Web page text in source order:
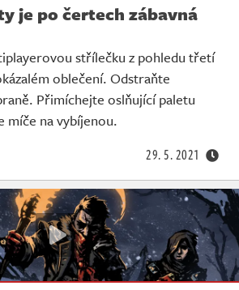
je po čertech zábavná
střílečku z pohledu třetí
oblečení. Odstraňte
Přimíchejte oslňující paletu
míče na vybíjenou.
29. 5. 2021